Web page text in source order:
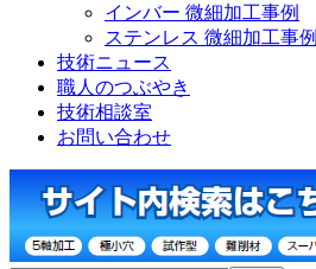
インバー 微細加工事例
ステンレス 微細加工事例
技術ニュース
職人のつぶやき
技術相談室
お問い合わせ